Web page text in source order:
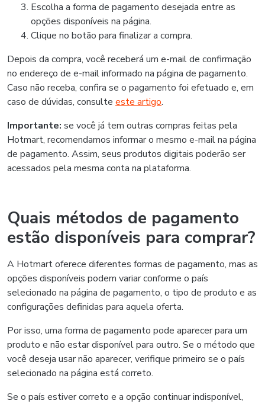
Escolha a forma de pagamento desejada entre as
opções disponíveis na página.
Clique no botão para finalizar a compra.
Depois da compra, você receberá um e-mail de confirmação
no endereço de e-mail informado na página de pagamento.
Caso não receba, confira se o pagamento foi efetuado e, em
caso de dúvidas, consulte este artigo.
Importante: se você já tem outras compras feitas pela
Hotmart, recomendamos informar o mesmo e-mail na página
de pagamento. Assim, seus produtos digitais poderão ser
acessados pela mesma conta na plataforma.
Quais métodos de pagamento
estão disponíveis para comprar?
A Hotmart oferece diferentes formas de pagamento, mas as
opções disponíveis podem variar conforme o país
selecionado na página de pagamento, o tipo de produto e as
configurações definidas para aquela oferta.
Por isso, uma forma de pagamento pode aparecer para um
produto e não estar disponível para outro. Se o método que
você deseja usar não aparecer, verifique primeiro se o país
selecionado na página está correto.
Se o país estiver correto e a opção continuar indisponível,